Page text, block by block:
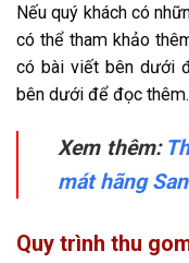
Nếu quý khách có
có thể tham khảo
có bài viết bên dưới
bên dưới để đọc thêm.
Xem thêm:
mát hãng
Quy trình thu